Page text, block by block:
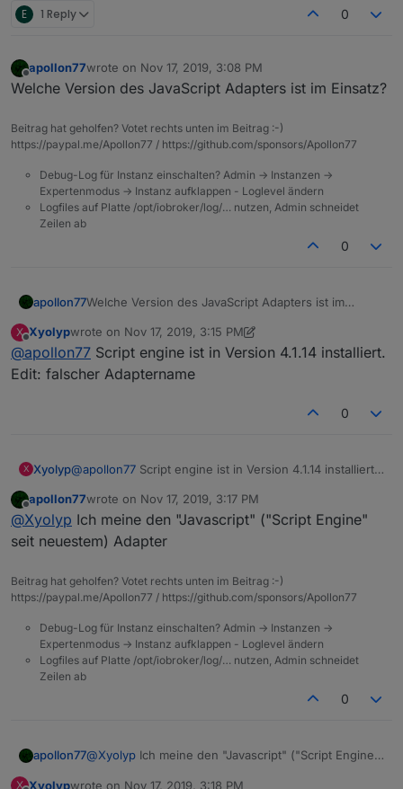
E 1 Reply 0
Offline
apollon77wrote on Nov 17, 2019, 3:08 PM
last edited by
Welche Version des JavaScript Adapters ist im Einsatz?
Beitrag hat geholfen? Votet rechts unten im Beitrag :-)
https://paypal.me/Apollon77 / https://github.com/sponsors/Apollon77
Debug-Log für Instanz einschalten? Admin -> Instanzen ->
Expertenmodus -> Instanz aufklappen - Loglevel ändern
Logfiles auf Platte /opt/iobroker/log/… nutzen, Admin schneidet
Zeilen ab
0
apollon77Welche Version des JavaScript Adapters ist im
X
Offline
Xyolypwrote on Nov 17, 2019, 3:15 PM
last edited by XyolypNov 17, 2019, 4:17 PM
@apollon77 Script engine ist in Version 4.1.14 installiert.
Edit: falscher Adaptername
0
X Xyolyp@apollon77 Script engine ist in Version 4.1.14 installiert.
Offline
apollon77wrote on Nov 17, 2019, 3:17 PM
last edited by
@Xyolyp Ich meine den "Javascript" ("Script Engine"
seit neuestem) Adapter
Beitrag hat geholfen? Votet rechts unten im Beitrag :-)
https://paypal.me/Apollon77 / https://github.com/sponsors/Apollon77
Debug-Log für Instanz einschalten? Admin -> Instanzen ->
Expertenmodus -> Instanz aufklappen - Loglevel ändern
Logfiles auf Platte /opt/iobroker/log/… nutzen, Admin schneidet
Zeilen ab
0
apollon77@Xyolyp Ich meine den "Javascript" ("Script Engine"
X Xyolypwrote on Nov 17, 2019, 3:18 PM